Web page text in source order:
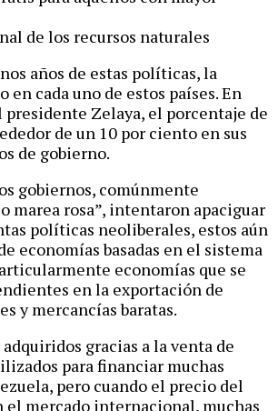
de los recursos naturales
años de estas políticas, la
en cada uno de estos países. En
presidente Zelaya, el porcentaje de
de un 10 por ciento en sus
de gobierno.
gobiernos, comúnmente
marea rosa”, intentaron apaciguar
políticas neoliberales, estos aún
economías basadas en el sistema
economías que se
en la exportación de
y mercancías baratas.
gracias a la venta de
para financiar muchas
pero cuando el precio del
el mercado internacional, muchas